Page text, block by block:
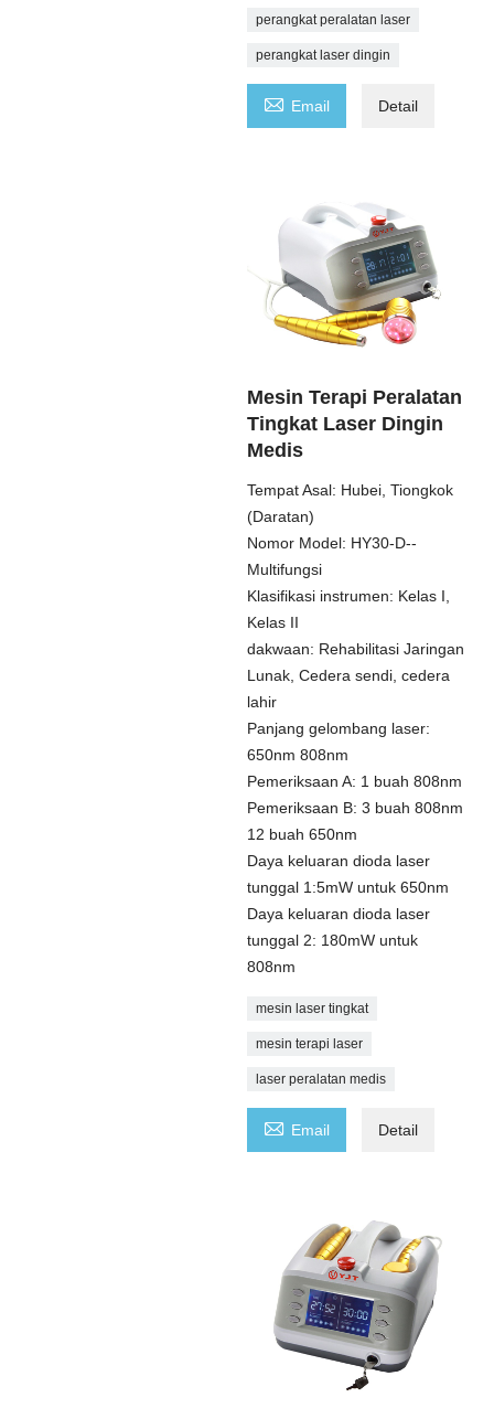
perangkat peralatan laser
perangkat laser dingin
 Email Detail
Mesin Terapi Peralatan
Tingkat Laser Dingin
Medis
Tempat Asal: Hubei, Tiongkok
(Daratan)
Nomor Model: HY30-D--
Multifungsi
Klasifikasi instrumen: Kelas I,
Kelas II
dakwaan: Rehabilitasi Jaringan
Lunak, Cedera sendi, cedera
lahir
Panjang gelombang laser:
650nm 808nm
Pemeriksaan A: 1 buah 808nm
Pemeriksaan B: 3 buah 808nm
12 buah 650nm
Daya keluaran dioda laser
tunggal 1:5mW untuk 650nm
Daya keluaran dioda laser
tunggal 2: 180mW untuk
808nm
mesin laser tingkat
mesin terapi laser
laser peralatan medis
 Email Detail